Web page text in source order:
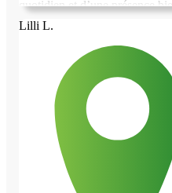
quotidien et d’une présence
Je suis indépendante, calme,
confiance et j’aime aider les
serais heureuse d’apporter
les petites tâches ménagères,
garde d’enfants, la compagnie
personnes âgées, les soins
compagnie ou tout autre
raisonnable si nécessaire.
et maintenir un
organisé. Je parle
ainsi que plusieurs langues
j’ai également quelques
français. Je recherche un
Lilli L.